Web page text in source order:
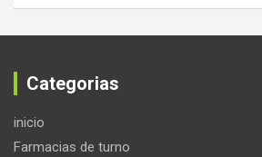
Categorias
inicio
Farmacias de turno